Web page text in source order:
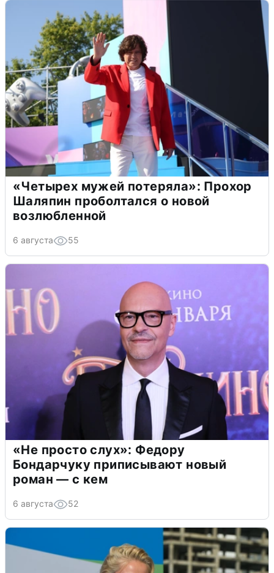
«Четырех мужей потеряла»: Прохор
Шаляпин проболтался о новой
возлюбленной
6 августа 55
«Не просто слух»: Федору
Бондарчуку приписывают новый
роман — с кем
6 августа 52